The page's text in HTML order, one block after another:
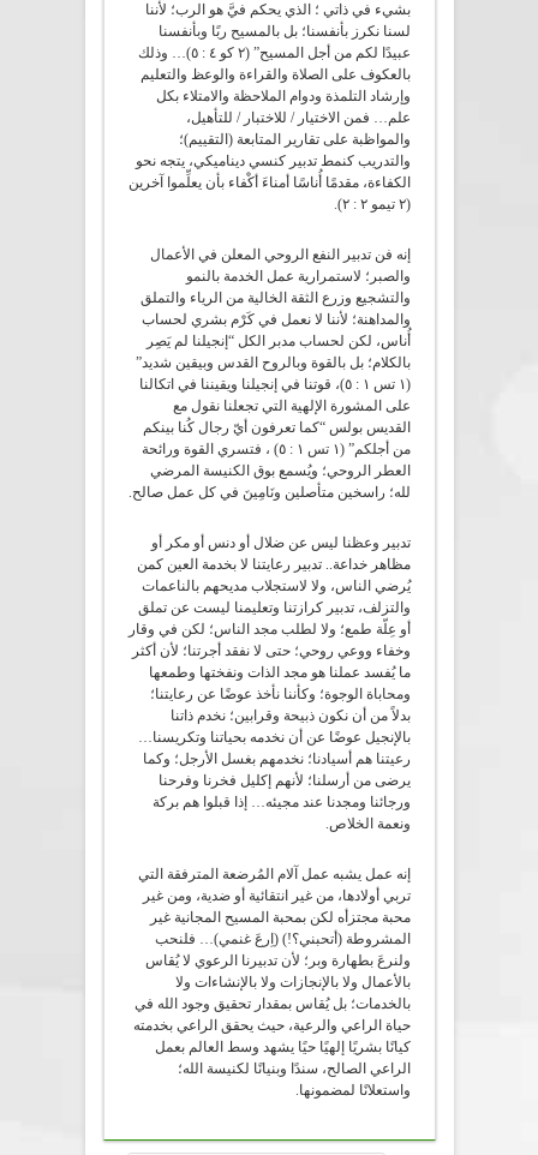
بشيء في ذاتي ؛ الذﻱ يحكم فيَّ هو الرب؛ لأننا
لسنا نكرز بأنفسنا؛ بل بالمسيح ربًا وبأنفسنا
عبيدًا لكم من أجل المسيح” (٢ كو ٤ : ٥)… وذلك
بالعكوف على الصلاة والقراءة والوعظ والتعليم
وإرشاد التلمذة ودوام الملاحظة والامتلاء بكل
علم… فمن الاختيار / للاختبار / للتأهيل،
والمواظبة على تقارير المتابعة (التقييم)؛
والتدريب كنمط تدبير كنسي ديناميكي، يتجه نحو
الكفاءة، مقدمًا أُناسًا أمناءَ أكْفاء بأن يعلِّموا آخرين
(٢ تيمو ٢ : ٢).
إنه فن تدبير النفع الروحي المعلن في الأعمال
والصبر؛ لاستمرارية عمل الخدمة بالنمو
والتشجيع وزرع الثقة الخالية من الرياء والتملق
والمداهنة؛ لأننا لا نعمل في كَرْم بشرﻱ لحساب
أُناس، لكن لحساب مدبر الكل “إنجيلنا لم يَصِر
بالكلام؛ بل بالقوة وبالروح القدس وبيقين شديد”
(١ تس ١ : ٥)، قوتنا في إنجيلنا ويقيننا في اتكالنا
على المشورة الإلهية التي تجعلنا نقول مع
القديس بولس “كما تعرفون أﻱّ رجال كُنا بينكم
من أجلكم” (١ تس ١ : ٥) ، فتسرﻱ القوة ورائحة
العطر الروحي؛ ويُسمع بوق الكنيسة المرضي
لله؛ راسخين متأصلين ونَامِينَ في كل عمل صالح.
تدبير وعظنا ليس عن ضلال أو دنس أو مكر أو
مظاهر خداعة.. تدبير رعايتنا لا بخدمة العين كمن
يُرضي الناس، ولا لاستجلاب مديحهم بالناعمات
والتزلف، تدبير كرازتنا وتعليمنا ليست عن تملق
أو عِلّة طمع؛ ولا لطلب مجد الناس؛ لكن في وقار
وخفاء ووعي روحي؛ حتى لا نفقد أجرتنا؛ لأن أكثر
ما يُفسد عملنا هو مجد الذات ونفختها وطمعها
ومحاباة الوجوة؛ وكأننا نأخذ عوضًا عن رعايتنا؛
بدلاً من أن نكون ذبيحة وقرابين؛ نخدم ذاتنا
بالإنجيل عوضًا عن أن نخدمه بحياتنا وتكريسنا…
رعيتنا هم أسيادنا؛ نخدمهم بغسل الأرجل؛ وكما
يرضى من أرسلنا؛ لأنهم إكليل فخرنا وفرحنا
ورجائنا ومجدنا عند مجيئه… إذا قبلوا هم بركة
ونعمة الخلاص.
إنه عمل يشبه عمل آلام المُرضعة المترفقة التي
تربي أولادها، من غير انتقائية أو ضدية، ومن غير
محبة مجتزأه لكن بمحبة المسيح المجانية غير
المشروطة (أتحبني؟!) (اِرعَ غنمي)… فلنحب
ولنرعَ بطهارة وبر؛ لأن تدبيرنا الرعوﻱ لا يُقاس
بالأعمال ولا بالإنجازات ولا بالإنشاءات ولا
بالخدمات؛ بل يُقاس بمقدار تحقيق وجود الله في
حياة الراعي والرعية، حيث يحقق الراعي بخدمته
كيانًا بشريًا إلهيًا حيًا يشهد وسط العالم بعمل
الراعي الصالح، سندًا وبنيانًا لكنيسة الله؛
واستعلانًا لمضمونها.